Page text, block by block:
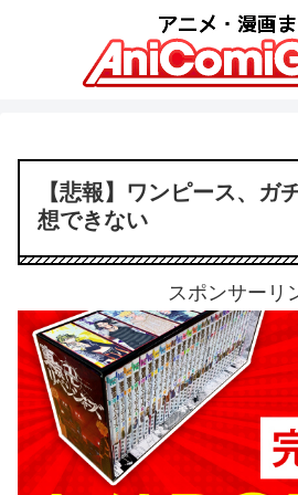
【悲報】ワンピース、ガ
想できない
スポンサーリ